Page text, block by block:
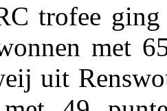
trofee ging
met
uit